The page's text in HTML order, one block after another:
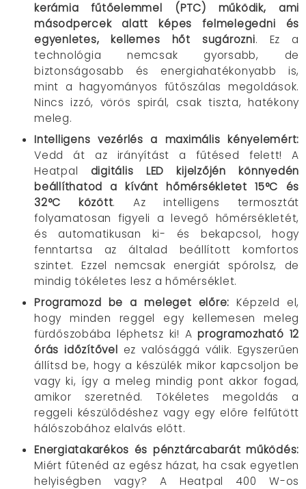
kerámia fűtőelemmel (PTC) működik, ami
másodpercek alatt képes felmelegedni és
egyenletes, kellemes hőt sugározni. Ez a
technológia nemcsak gyorsabb, de
biztonságosabb és energiahatékonyabb is,
mint a hagyományos fűtőszálas megoldások.
Nincs izzó, vörös spirál, csak tiszta, hatékony
meleg.
Intelligens vezérlés a maximális kényelemért:
Vedd át az irányítást a fűtésed felett! A
Heatpal digitális LED kijelzőjén könnyedén
beállíthatod a kívánt hőmérsékletet 15°C és
32°C között. Az intelligens termosztát
folyamatosan figyeli a levegő hőmérsékletét,
és automatikusan ki- és bekapcsol, hogy
fenntartsa az általad beállított komfortos
szintet. Ezzel nemcsak energiát spórolsz, de
mindig tökéletes lesz a hőmérséklet.
Programozd be a meleget előre: Képzeld el,
hogy minden reggel egy kellemesen meleg
fürdőszobába léphetsz ki! A programozható 12
órás időzítővel ez valósággá válik. Egyszerűen
állítsd be, hogy a készülék mikor kapcsoljon be
vagy ki, így a meleg mindig pont akkor fogad,
amikor szeretnéd. Tökéletes megoldás a
reggeli készülődéshez vagy egy előre felfűtött
hálószobához elalvás előtt.
Energiatakarékos és pénztárcabarát működés:
Miért fűtenéd az egész házat, ha csak egyetlen
helyiségben vagy? A Heatpal 400 W-os